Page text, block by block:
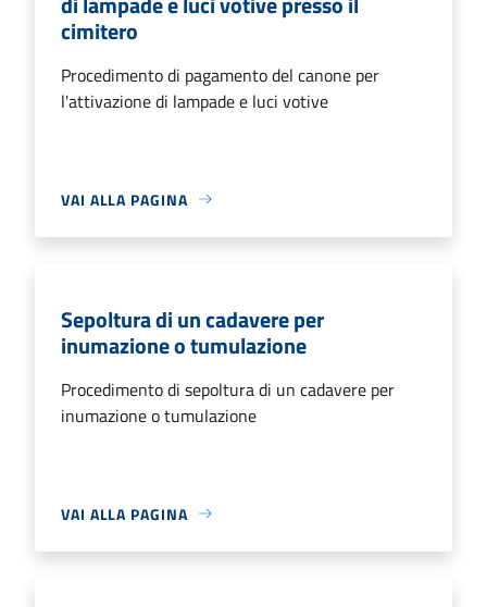
cimitero
Procedimento di pagamento del canone per
l'attivazione di lampade e luci votive
VAI ALLA PAGINA
Sepoltura di un cadavere per
inumazione o tumulazione
Procedimento di sepoltura di un cadavere per
inumazione o tumulazione
VAI ALLA PAGINA